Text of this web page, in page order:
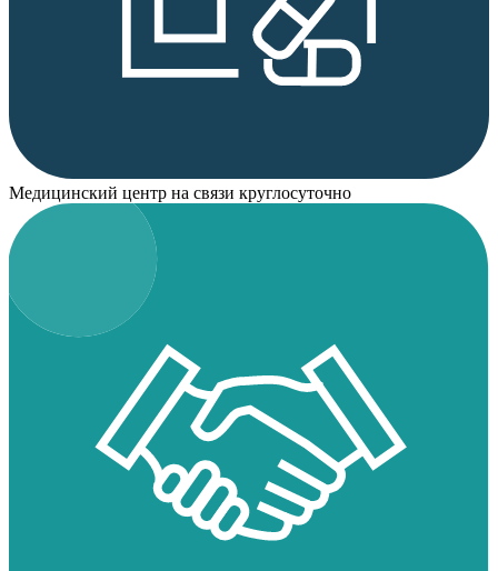
Медицинский центр на связи круглосуточно